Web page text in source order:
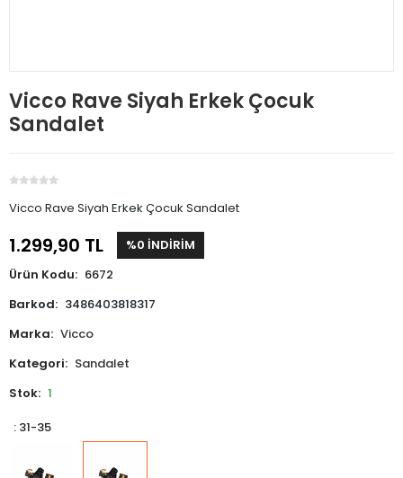
Vicco Rave Siyah Erkek Çocuk
Sandalet
Vicco Rave Siyah Erkek Çocuk Sandalet
1.299,90 TL
%0 İNDİRİM
Ürün Kodu: 6672
Barkod: 3486403818317
Marka: Vicco
Kategori: Sandalet
Stok: 1
: 31-35